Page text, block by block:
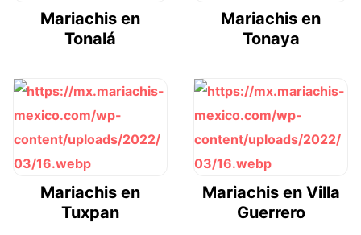
Mariachis en
Tonalá
Mariachis en
Tonaya
Mariachis en
Tuxpan
Mariachis en Villa
Guerrero